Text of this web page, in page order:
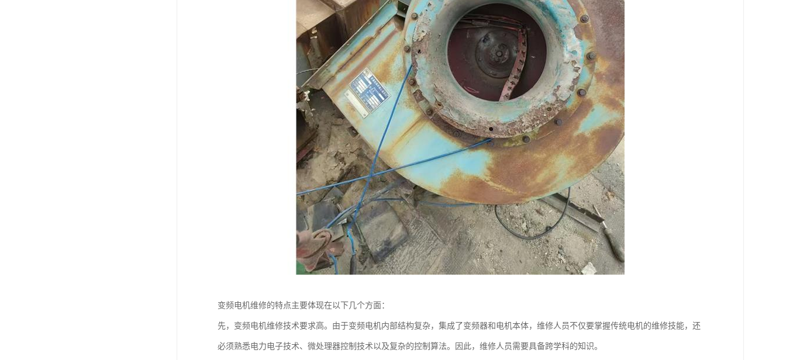
变频电机维修的特点主要体现在以下几个方面：
先，变频电机维修技术要求高。由于变频电机内部结构复杂，集成了变频器和电机本体，维修人员不仅要掌握传统电机的维修技能，还
必须熟悉电力电子技术、微处理器控制技术以及复杂的控制算法。因此，维修人员需要具备跨学科的知识。